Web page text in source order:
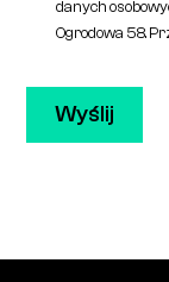
danych
Ogrodowa 58.